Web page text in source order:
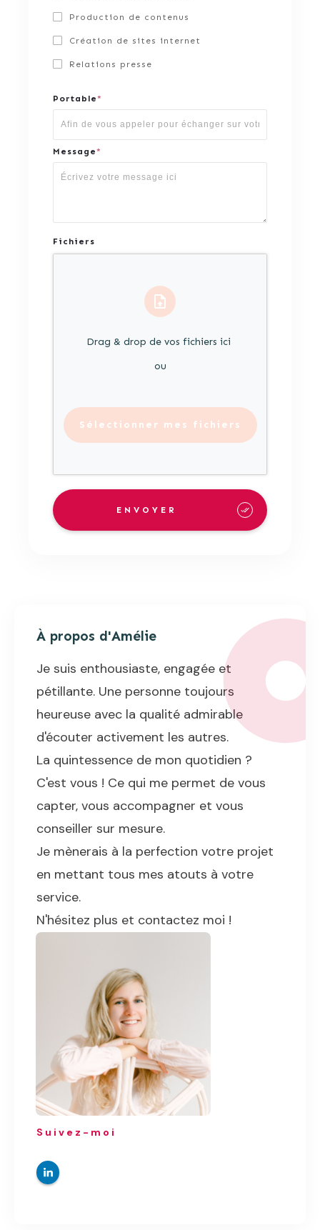
Production de contenus
Création de sites internet
Relations presse
Portable*
Message*
Fichiers
Drag & drop de vos fichiers ici
ou
Sélectionner mes fichiers
ENVOYER
À propos d'Amélie
Je suis enthousiaste, engagée et
pétillante. Une personne toujours
heureuse avec la qualité admirable
d'écouter activement les autres.
La quintessence de mon quotidien ?
C'est vous ! Ce qui me permet de vous
capter, vous accompagner et vous
conseiller sur mesure.
Je mènerais à la perfection votre projet
en mettant tous mes atouts à votre
service.
N'hésitez plus et contactez moi !
Suivez-moi